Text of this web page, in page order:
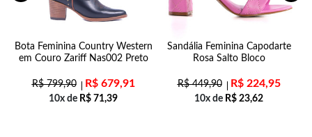
Bota Feminina Country Western
em Couro Zariff Nas002 Preto
R$799,90 R$679,91
10x de R$ 71,39
Sandália Feminina Capodarte
Rosa Salto Bloco
R$449,90 R$224,95
10x de R$ 23,62